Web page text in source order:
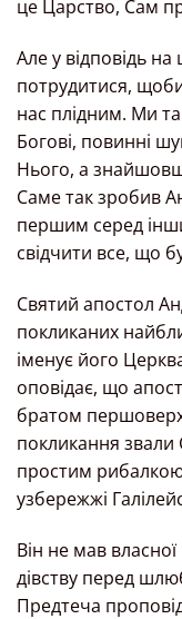
це Царство, Сам
Але у відповідь
потрудитися,
нас плідним. Ми
Богові, повинні
Нього, а
Саме так зробив
першим серед
свідчити все, що
Святий апостол
покликаних
іменує його
оповідає, що
братом
покликання
простим рибалкою
узбережжі
Він не мав
дівству перед
Предтеча